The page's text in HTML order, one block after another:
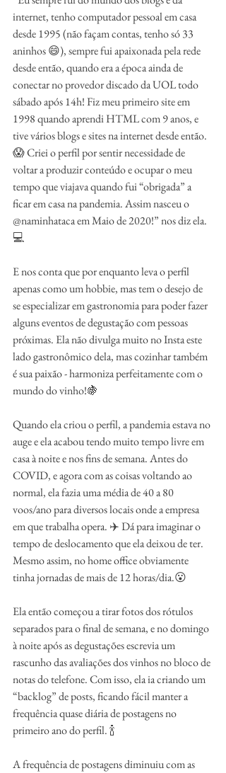
internet, tenho computador pessoal em casa
desde 1995 (não façam contas, tenho só 33
aninhos 😄), sempre fui apaixonada pela rede
desde então, quando era a época ainda de
conectar no provedor discado da UOL todo
sábado após 14h! Fiz meu primeiro site em
1998 quando aprendi HTML com 9 anos, e
tive vários blogs e sites na internet desde então.
😱 Criei o perfil por sentir necessidade de
voltar a produzir conteúdo e ocupar o meu
tempo que viajava quando fui “obrigada” a
ficar em casa na pandemia. Assim nasceu o
@naminhataca em Maio de 2020!” nos diz ela.
💻
E nos conta que por enquanto leva o perfil
apenas como um hobbie, mas tem o desejo de
se especializar em gastronomia para poder fazer
alguns eventos de degustação com pessoas
próximas. Ela não divulga muito no Insta este
lado gastronômico dela, mas cozinhar também
é sua paixão - harmoniza perfeitamente com o
mundo do vinho!🍇
Quando ela criou o perfil, a pandemia estava no
auge e ela acabou tendo muito tempo livre em
casa à noite e nos fins de semana. Antes do
COVID, e agora com as coisas voltando ao
normal, ela fazia uma média de 40 a 80
voos/ano para diversos locais onde a empresa
em que trabalha opera. ✈️ Dá para imaginar o
tempo de deslocamento que ela deixou de ter.
Mesmo assim, no home office obviamente
tinha jornadas de mais de 12 horas/dia.😮
Ela então começou a tirar fotos dos rótulos
separados para o final de semana, e no domingo
à noite após as degustações escrevia um
rascunho das avaliações dos vinhos no bloco de
notas do telefone. Com isso, ela ia criando um
“backlog” de posts, ficando fácil manter a
frequência quase diária de postagens no
primeiro ano do perfil. 🍾
A frequência de postagens diminuiu com as